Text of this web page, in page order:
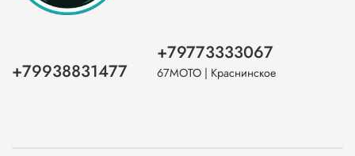
+79938831477
+79773333067
67МОТО | Краснинское